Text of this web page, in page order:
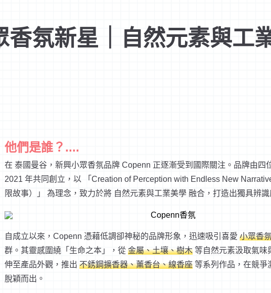
氛新星｜自然元素與工
他們是誰？....
在 泰國曼谷，新興小眾香氛品牌 Copenn 正逐漸受到國際關注。品牌由四
2021 年共同創立，以 「Creation of Perception with Endless New
限故事）」 為理念，致力於將 自然元素與工業美學 融合，打造出獨具辨識
自成立以來，Copenn 憑藉低調卻神秘的品牌形象，迅速吸引喜愛小眾香
群。其靈感圍繞「生命之本」，從金屬、土壤、樹木 等自然元素汲取氣味
伸至產品外觀，推出不銹鋼擴香器、薰香台、線香座 等系列作品，在競爭
脫穎而出。